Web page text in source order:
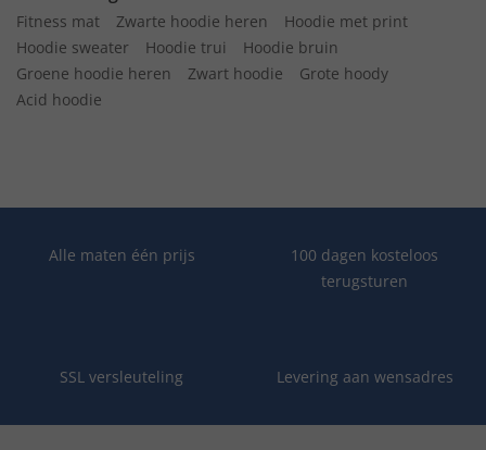
Fitness mat Zwarte hoodie heren
Hoodie met print
Hoodie sweater
Hoodie trui
Hoodie bruin
Groene hoodie heren
Zwart hoodie
Grote hoody
Acid hoodie
Alle maten één prijs
100 dagen kosteloos
terugsturen
SSL versleuteling Levering aan wensadres